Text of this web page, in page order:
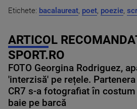
Etichete: bacalaureat, poet, poezie,
ARTICOL
SPORT.RO
FOTO Georgina Rodriguez,
'interzisă' pe rețele.
CR7 s-a fotografiat în
baie pe barcă